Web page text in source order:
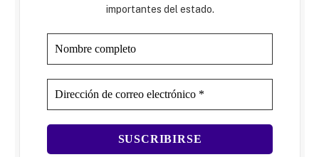
importantes del estado.